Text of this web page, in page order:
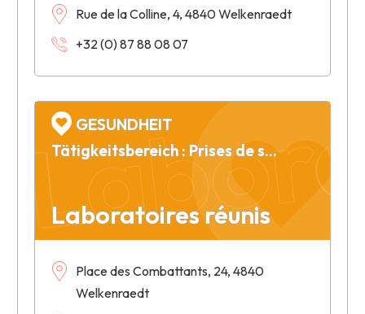
Rue de la Colline, 4, 4840 Welkenraedt
+32 (0) 87 88 08 07
Laboratoires réunis
GESUNDHEIT
Tätigkeitsbereich : Prises de sang médicales
Place des Combattants, 24, 4840
Welkenraedt